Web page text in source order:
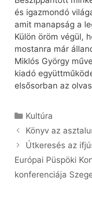
és igazmondó
amit manapság a
Külön öröm végül,
mostanra már
Miklós György
kiadó
elsősorban az
Kategória
Kultúra
Könyv az
Útkeresés az
Európai Püspöki
konferenciája